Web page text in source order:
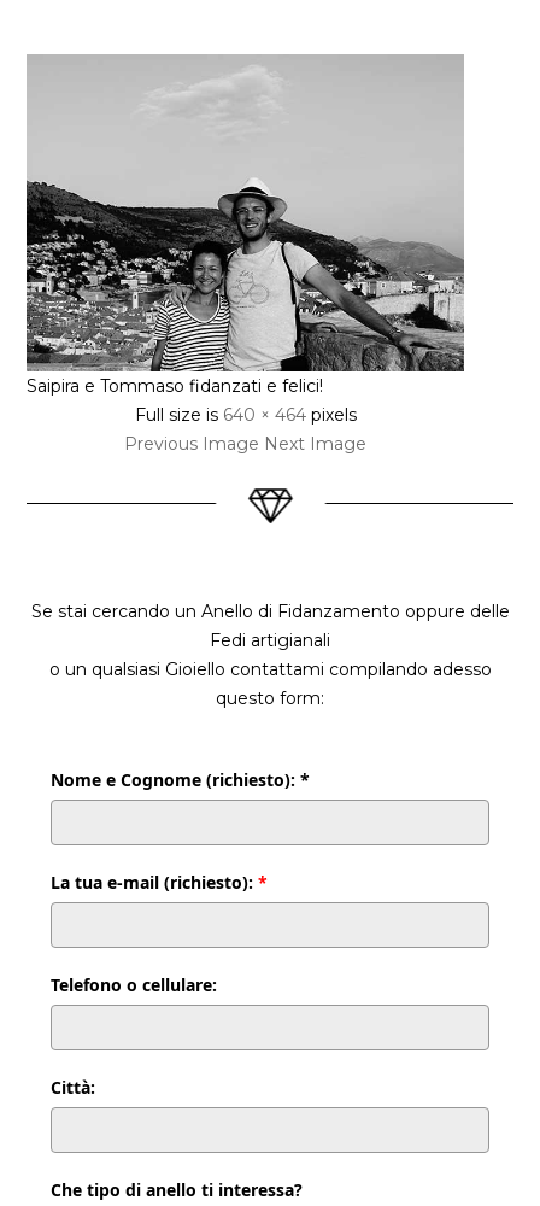
Saipira e Tommaso fidanzati e felici!
Full size is 640 × 464pixels
Previous Image Next Image
Se stai cercando un Anello di Fidanzamento oppure delle
Fedi artigianali
o un qualsiasi Gioiello contattami compilando adesso
questo form:
Nome e Cognome (richiesto): *
La tua e-mail (richiesto):*
Telefono o cellulare:
Città:
Che tipo di anello ti interessa?